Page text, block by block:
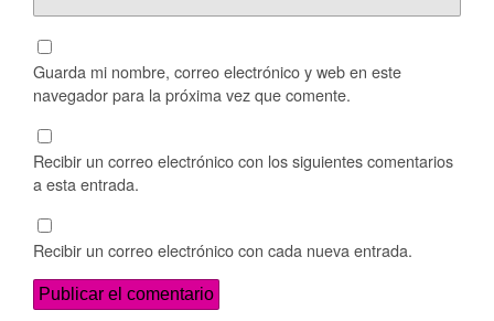
Guarda mi nombre, correo electrónico y web en este
navegador para la próxima vez que comente.
Recibir un correo electrónico con los siguientes comentarios
a esta entrada.
Recibir un correo electrónico con cada nueva entrada.